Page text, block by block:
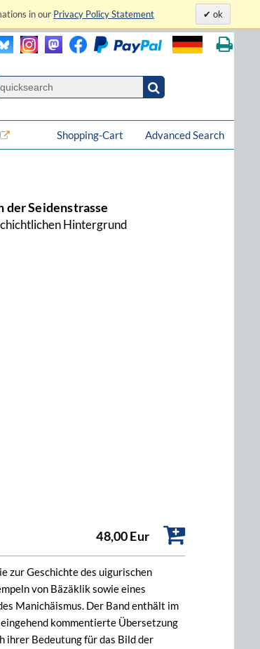
in our Privacy Policy Statement ok
Advanced Search
Shopping-Cart
der Seidenstrasse
Hintergrund
48,00 Eur
zur Geschichte des uigurischen
von Bäzäklik sowie eines
Manichäismus. Der Band enthält im
kommentierte Übersetzung
ihrer Bedeutung für das Bild der